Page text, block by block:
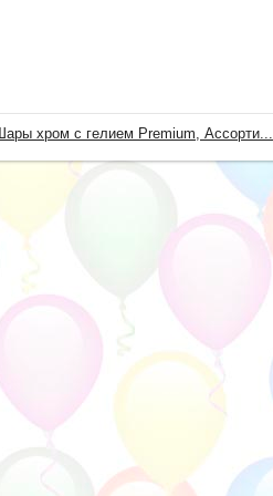
хром с гелием Premium, Ассорти...